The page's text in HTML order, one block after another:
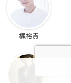
梶裕貴